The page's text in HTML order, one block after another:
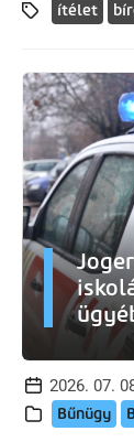
ítélet
2026. 07.
Bűnügy